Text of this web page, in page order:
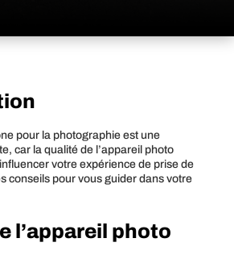
pour la photographie est une
car la qualité de l’appareil photo
votre expérience de prise de
conseils pour vous guider dans votre
l’appareil photo